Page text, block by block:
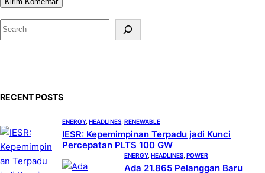
S
e
RECENT POSTS
ENERGY, HEADLINES RENEWABLE
IESR: Kepemimpinan Terpadu jadi Kunci
Percepatan PLTS 100 GW
ENERGY, HEADLINES POWER
Ada 21.865 Pelanggan Baru